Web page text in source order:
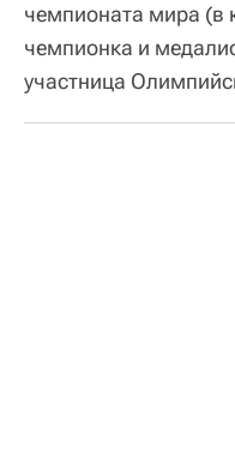
чемпионата мира (в
чемпионка и
участница